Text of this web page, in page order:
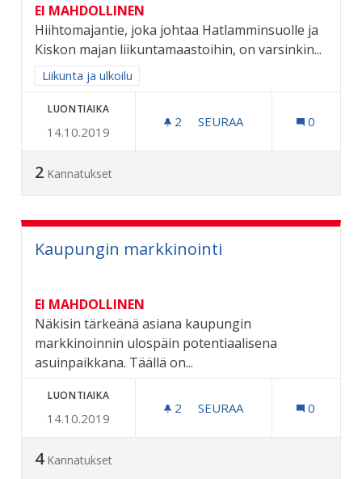
EI MAHDOLLINEN
Hiihtomajantie, joka johtaa Hatlamminsuolle ja
Kiskon majan liikuntamaastoihin, on varsinkin...
Rajaa tulokset aihepiirin mukaan: Liikunta ja ulkoilu
Liikunta ja ulkoilu
LUONTIAIKA
14.10.2019
2 2 SEURAAJAA
SEURAA 0
2 Kannatukset
Kaupungin markkinointi
EI MAHDOLLINEN
Näkisin tärkeänä asiana kaupungin
markkinoinnin ulospäin potentiaalisena
asuinpaikkana. Täällä on...
LUONTIAIKA
14.10.2019
2 2 SEURAAJAA
SEURAA 0
4 Kannatukset